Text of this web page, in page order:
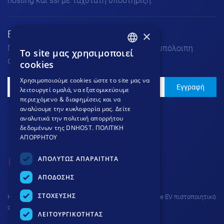
Εγγραφή στο Νewsletter
Για να μαθαίνεις τα νέα μας πριν από την υπόλοιπη
αγορά.
Εγγραφή
H σύνδεση στην ιστοσελίδα προστατεύεται με Thawte EV πιστοποιητικό
ασφαλείας και κρυπτογράφηση 256 bit.
GREEK
×
To site μας χρησιμοποιεί
cookies
Χρησιμοποιούμε cookies ώστε το site μας να
λειτουργεί ομαλά, να εξατομικεύουμε
περιεχόμενο & διαφημίσεις και να
αναλύουμε την κυκλοφορία μας. Δείτε
αναλυτικά την πολιτική απορρήτου
δεδομένων της DNHOST. ΠΟΛΙΤΙΚΗ
ΑΠΟΡΡΗΤΟΥ
ΑΠΟΛΥΤΩΣ ΑΠΑΡΑΙΤΗΤΑ
ΑΠΟΔΟΣΗΣ
ΣΤΟΧΕΥΣΗΣ
ΛΕΙΤΟΥΡΓΙΚΟΤΗΤΑΣ